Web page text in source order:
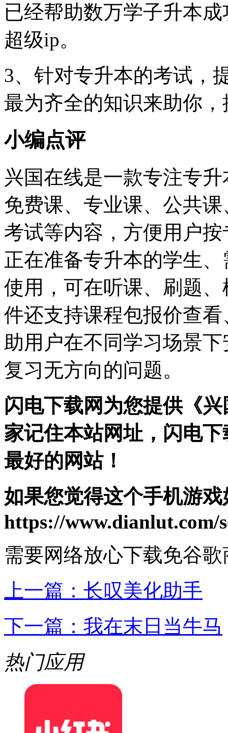
已经帮助数万学子升本
超级ip。
3、针对专升本的考试，
最为齐全的知识来助你
小编点评
兴国在线是一款专注专
免费课、专业课、公共
考试等内容，方便用户
正在准备专升本的学生
使用，可在听课、刷题
件还支持课程包报价查
助用户在不同学习场景
复习无方向的问题。
闪电下载网为您提供《
家记住本站网址，闪电
最好的网站！
如果您觉得这个手机游
https://www.dianlut.com/
需要网络放心下载免谷歌
上一篇： 长叹美化助手
下一篇： 我在末日当牛马
热门应用